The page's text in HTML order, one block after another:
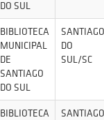
DO SUL
BIBLIOTECA
MUNICIPAL
DE
SANTIAGO
DO SUL
SANTIAGO
DO
SUL/SC
BIBLIOTECA
SANTIAGO